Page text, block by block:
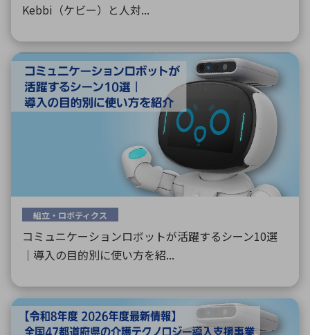
Kebbi（ケビー）と人対...
組立・ロボティクス
コミュニケーションロボットが活躍するシーン10選
｜導入の目的別に使い方を紹...